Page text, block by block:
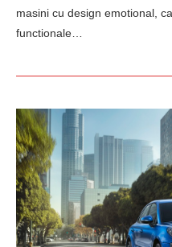
masini cu design emotional,
functionale…